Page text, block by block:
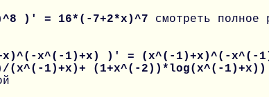
)' = 16*(-7+2*x)^7 смотреть полное
x^(-1)+x) )' = (x^(-1)+x)^(-x^(-
(x^(-1)+x)+ (1+x^(-2))*log(x^(-1)+x))